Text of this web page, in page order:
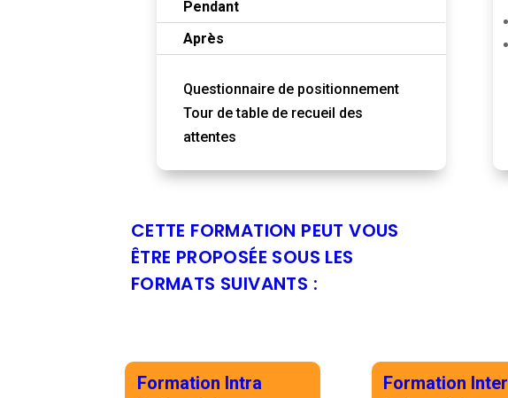
Pendant
Après
Questionnaire de positionnement
Tour de table de recueil des
attentes
CETTE FORMATION PEUT VOUS
ÊTRE PROPOSÉE SOUS LES
FORMATS SUIVANTS :
Formation Intra
Formation Inter